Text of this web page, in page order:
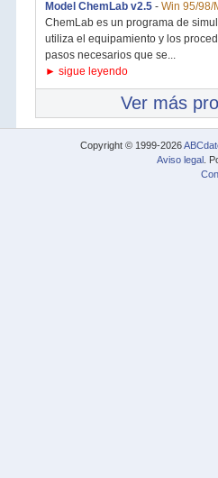
Model ChemLab v2.5 - Win 95/98/
ChemLab es un programa de
utiliza el equipamiento y los
pasos necesarios que se...
► sigue leyendo
Ver más
Copyright © 1999-2026
Aviso legal .